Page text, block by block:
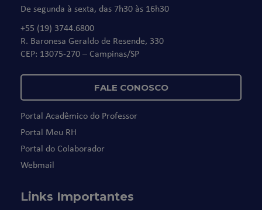
De segunda à sexta, das 7h30 às 16h30
+55 (19) 3744.6800
R. Baronesa Geraldo de Resende, 330
CEP: 13075-270 – Campinas/SP
FALE CONOSCO
Portal Acadêmico do Professor
Portal Meu RH
Portal do Colaborador
Webmail
Links Importantes